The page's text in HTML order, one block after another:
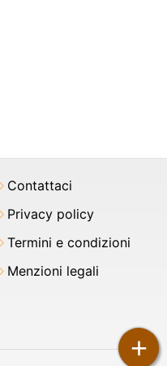
+
Contattaci
Privacy policy
Termini e condizioni
Menzioni legali